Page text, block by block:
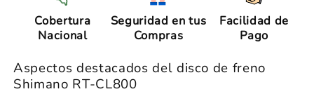
Cobertura
Nacional
Seguridad en tus
Compras
Facilidad de
Pago
Aspectos destacados del disco de freno
Shimano RT-CL800